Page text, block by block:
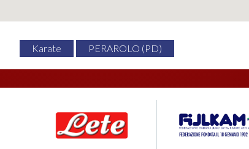
Karate PERAROLO (PD)